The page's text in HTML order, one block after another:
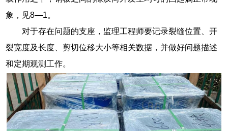
象，见8—1。
对于存在问题的支座，监理工程师要记录裂缝位置、开
裂宽度及长度、剪切位移大小等相关数据，并做好问题描述
和定期观测工作。